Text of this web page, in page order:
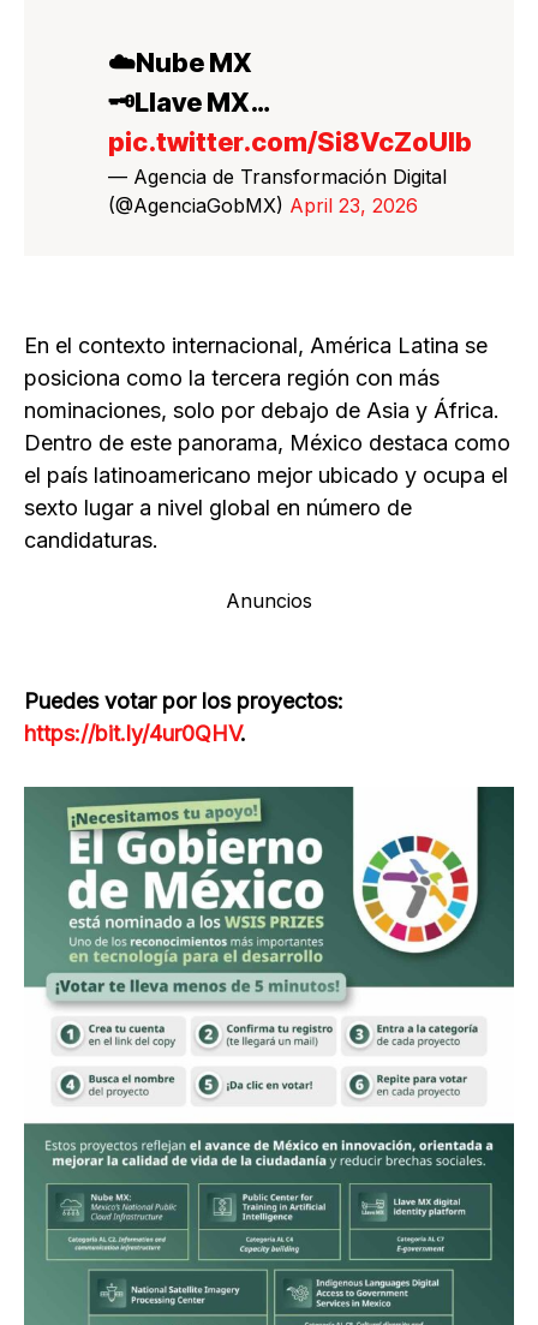
☁️Nube MX
🗝️Llave MX…
pic.twitter.com/Si8VcZoUIb
— Agencia de Transformación Digital
(@AgenciaGobMX) April 23, 2026
En el contexto internacional, América Latina se
posiciona como la tercera región con más
nominaciones, solo por debajo de Asia y África.
Dentro de este panorama, México destaca como
el país latinoamericano mejor ubicado y ocupa el
sexto lugar a nivel global en número de
candidaturas.
Anuncios
Puedes votar por los proyectos:
https://bit.ly/4ur0QHV.